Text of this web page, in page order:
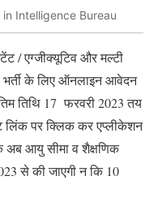
Intelligence Bureau
/ एग्जीक्यूटिव और मल्टी
भर्ती के लिए ऑनलाइन आवेदन
तिथि 17 फरवरी 2023 तय
लिंक पर क्लिक कर एप्लीकेशन
अब आयु सीमा व शैक्षणिक
से की जाएगी न कि 10